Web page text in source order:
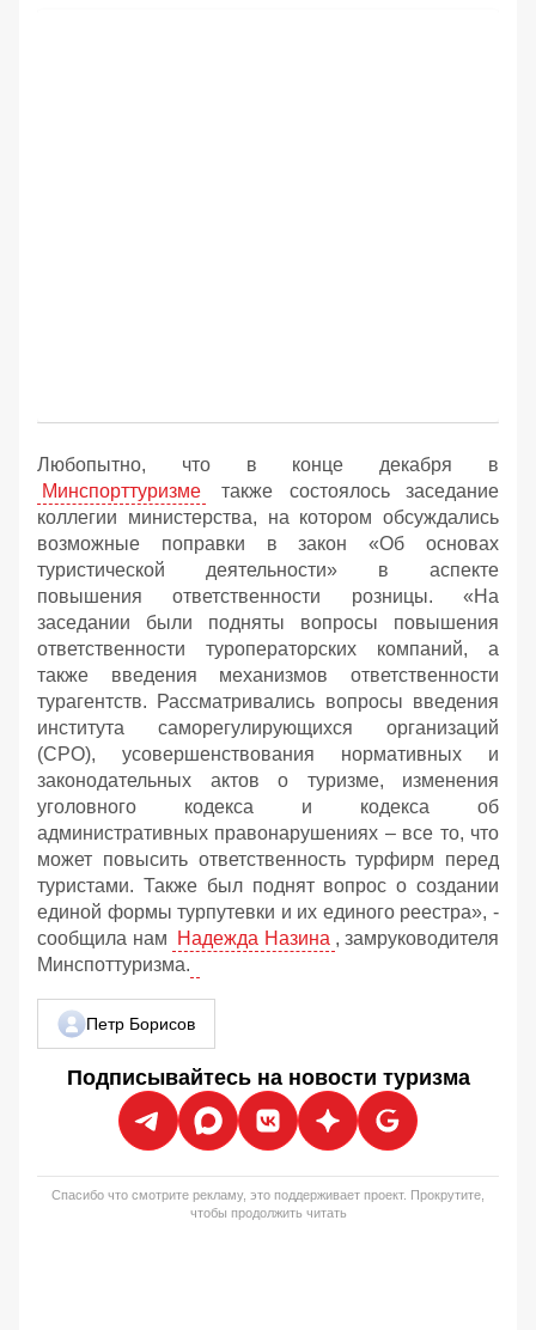
Любопытно, что в конце декабря в
Минспорттуризме
также состоялось заседание
коллегии министерства, на котором обсуждались
возможные поправки в закон «Об основах
туристической деятельности» в аспекте
повышения ответственности розницы. «На
заседании были подняты вопросы повышения
ответственности туроператорских компаний, а
также введения механизмов ответственности
турагентств. Рассматривались вопросы введения
института саморегулирующихся организаций
(СРО), усовершенствования нормативных и
законодательных актов о туризме, изменения
уголовного кодекса и кодекса об
административных правонарушениях – все то, что
может повысить ответственность турфирм перед
туристами. Также был поднят вопрос о создании
единой формы турпутевки и их единого реестра», -
сообщила нам
Надежда Назина , замруководителя
Минспоттуризма.
Петр Борисов
Подписывайтесь на новости туризма
Спасибо что смотрите рекламу, это поддерживает проект. Прокрутите,
чтобы продолжить читать